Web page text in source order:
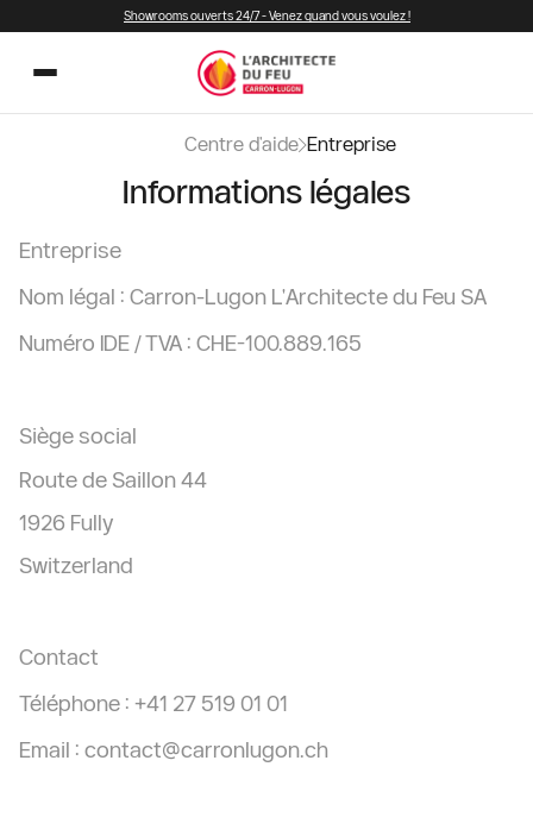
Showrooms ouverts 24/7 - Venez quand vous voulez !
Centre d'aide Entreprise
Informations légales
Entreprise
Nom légal : Carron-Lugon L'Architecte du Feu SA
Numéro IDE / TVA : CHE-100.889.165
Siège social
Route de Saillon 44
1926 Fully
Switzerland
Contact
Téléphone : +41 27 519 01 01
Email : contact@carronlugon.ch